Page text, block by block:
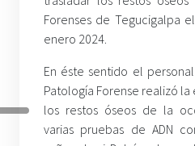
Forenses de Tegucigalpa
enero 2024.
En éste sentido el
Patología Forense realizó
los restos óseos de la
varias pruebas de ADN